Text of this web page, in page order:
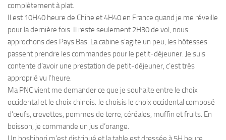
complètement à plat.
Il est 10H40 heure de Chine et 4H40 en France quand je me réveille
pour la dernière fois. Il reste seulement 2H30 de vol, nous
approchons des Pays Bas. La cabine s’agite un peu, les hôtesses
passent prendre les commandes pour le petit-déjeuner. Je suis
contente d’avoir une prestation de petit-déjeuner, c’est très
approprié vu l’heure.
Ma PNC vient me demander ce que je souhaite entre le choix
occidental et le choix chinois. Je choisis le choix occidental composé
d’œufs, crevettes, pommes de terre, céréales, muffin et fruits. En
boisson, je commande un jus d’orange.